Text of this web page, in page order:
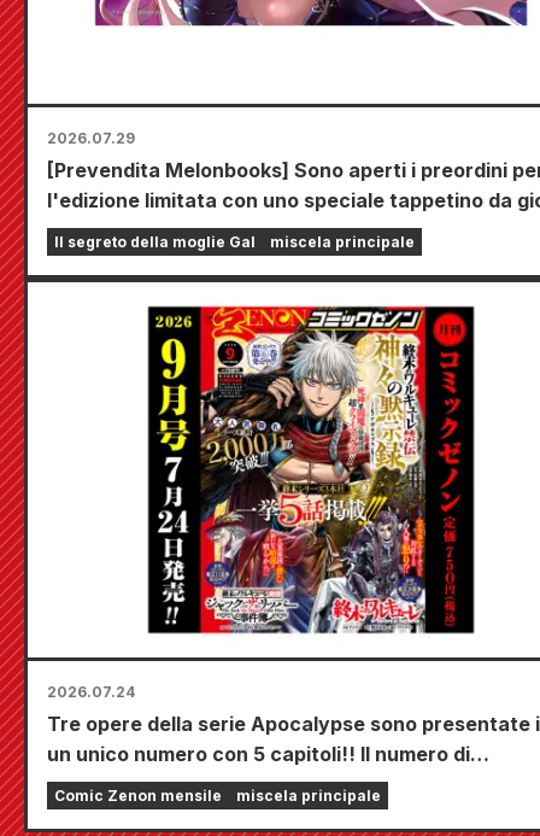
2026.07.29
[Prevendita Melonbooks] Sono aperti i preordini
l'edizione limitata con uno speciale tappetino da
che raffigura una splendida illustrazione di Fuyuki
realizzata da Kudou! Il sesto volume di "The
the Gal Bride" uscirà il 20 ottobre!
Il segreto della moglie Gal miscela principale
2026.07.24
Tre opere della serie Apocalypse sono presentate
un unico numero con 5 capitoli!! Il numero di
settembre 2026 di "Monthly Comic Zenon" sarà in
vendita dal 24 luglio!!
Comic Zenon mensile miscela principale